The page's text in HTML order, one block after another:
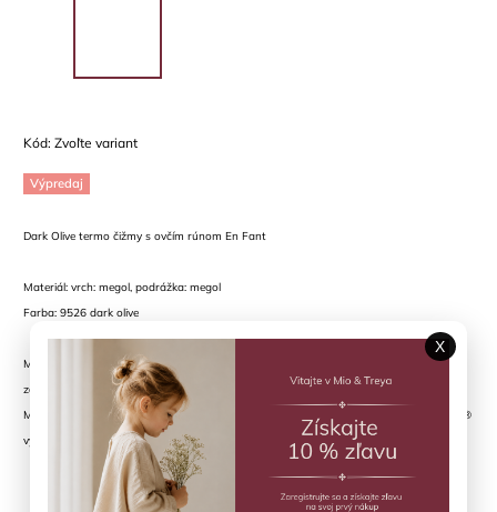
Kód: Zvoľte variant
Výpredaj
Dark Olive termo čižmy s ovčím rúnom En Fant
Materiál: vrch: megol, podrážka: megol
Farba: 9526 dark olive
MEGOL predstavuje rodinu styrénových termoplastových materiálov. Bola vyvinutá a
zdokonaľovaná v priebehu viac ako 20 rokov a je ideálny pre funkčnú obuv.
MEGOL® má veľa kvalít, ale nasledujúce sú hlavné vlastnosti, vďaka ktorým je MEGOL®
vynikajúcim materiálom pre vytvorenie vysoko kvalitných termo čižiem a gumákov:
100% recyklovateľný
X